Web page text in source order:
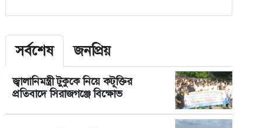
সর্বশেষ জনপ্রিয়
জ্বালানিমন্ত্রী টুকুকে নিয়ে কটূক্তির
প্রতিবাদে সিরাজগঞ্জে বিক্ষোভ